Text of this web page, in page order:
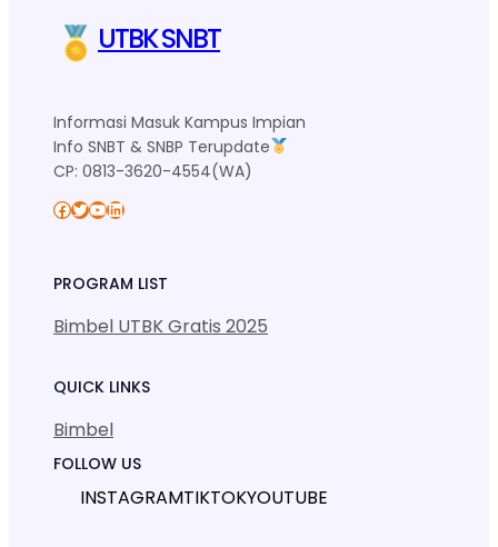
UTBK SNBT
Informasi Masuk Kampus Impian
Info SNBT & SNBP Terupdate
CP: 0813-3620-4554(WA)
Facebook Twitter YouTube LinkedIn
PROGRAM LIST
Bimbel UTBK Gratis 2025
QUICK LINKS
Bimbel
FOLLOW US
INSTAGRAMTIKTOKYOUTUBE